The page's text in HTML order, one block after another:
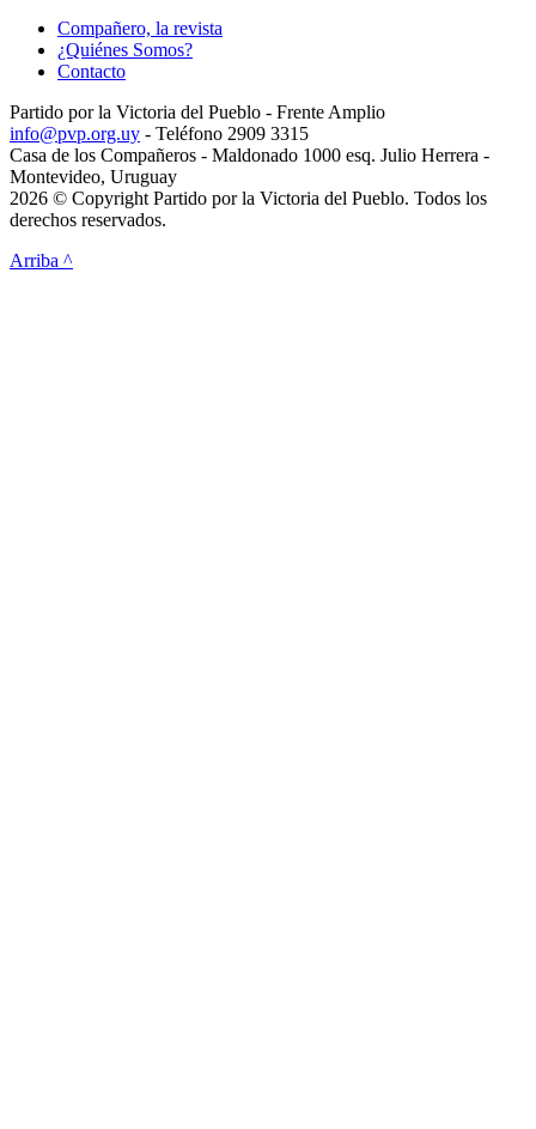
Compañero, la revista
¿Quiénes Somos?
Contacto
Partido por la Victoria del Pueblo - Frente Amplio
info@pvp.org.uy - Teléfono 2909 3315
Casa de los Compañeros - Maldonado 1000 esq. Julio Herrera -
Montevideo, Uruguay
2026 © Copyright Partido por la Victoria del Pueblo. Todos los
derechos reservados.
Arriba ^